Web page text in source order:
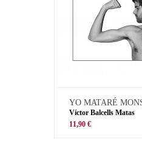
YO MATARÉ
Víctor Balcells Matas
11,90 €